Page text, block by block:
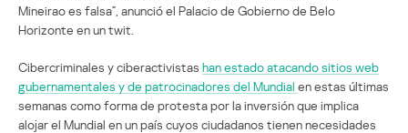
Mineirao es falsa”, anunció el Palacio de Gobierno de Belo
Horizonte en un twit.
Cibercriminales y ciberactivistas han estado atacando sitios web
gubernamentales y de patrocinadores del Mundial en estas últimas
semanas como forma de protesta por la inversión que implica
alojar el Mundial en un país cuyos ciudadanos tienen necesidades